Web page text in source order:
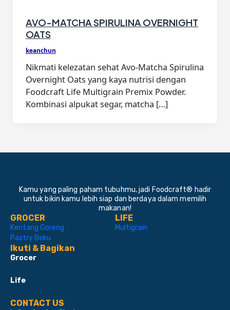
AVO-MATCHA SPIRULINA OVERNIGHT
OATS
keanchun
Nikmati kelezatan sehat Avo-Matcha Spirulina
Overnight Oats yang kaya nutrisi dengan
Foodcraft Life Multigrain Premix Powder.
Kombinasi alpukat segar, matcha […]
Kamu yang paling paham tubuhmu, jadi Foodcraft® hadir
untuk bikin kamu lebih siap dan berdaya dalam memilih
makanan!
GROCER
Kentang Goreng
Pastry Beku
LIFE
Multigrain
Ikuti & Bagikan
Grocer
Life
CONTACT US